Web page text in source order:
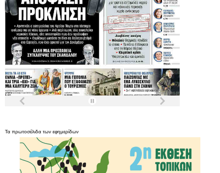
Τα πρωτοσέλιδα των εφημερίδων